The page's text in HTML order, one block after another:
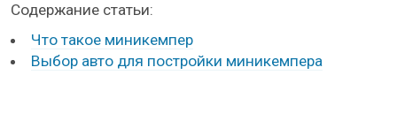
Содержание статьи:
Что такое миникемпер
Выбор авто для постройки миникемпера